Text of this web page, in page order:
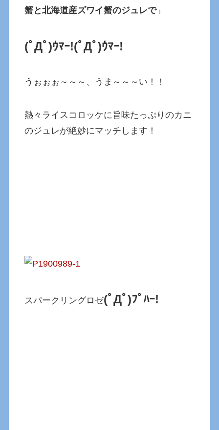
蟹と北海道産ズワイ蟹のジュレで」
(ﾟДﾟ)ｳﾏｰ!(ﾟДﾟ)ｳﾏｰ!
うぉぉぉ～～～、うま～～～い！！
熱々ライスコロッケに旨味たっぷりのカニ
のジュレが絶妙にマッチします！
スパークリングロゼ(ﾟДﾟ)ﾌﾟﾊｰ!